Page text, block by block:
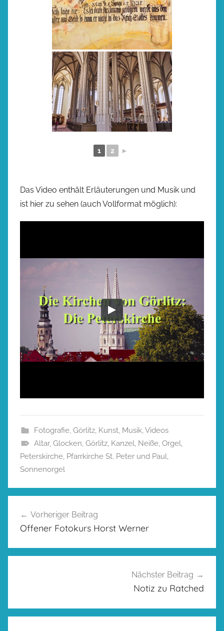
1 2 ►
Das Video enthält Erläuterungen und Musik und
ist hier zu sehen (auch Vollformat möglich):
Fotografie, Görlitz, Kunst, Musik,Videos
Altar, Glocken, Görlitz, Kanzel, Neiße, Orgel,
Peterskirche, Pfarrkirche St. Peter und Paul,
Sonnenorgel
Vorheriger Beitrag
Offener Fotokurs Horst Werner
Nächster Beitrag
Notiz zu Ratched